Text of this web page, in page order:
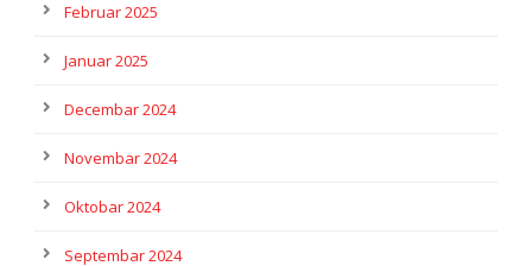
Februar 2025
Januar 2025
Decembar 2024
Novembar 2024
Oktobar 2024
Septembar 2024